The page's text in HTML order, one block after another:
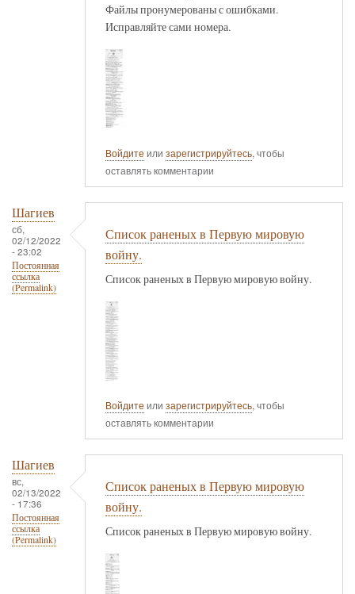
Файлы пронумерованы с ошибками.
Исправляйте сами номера.
Войдите или зарегистрируйтесь, чтобы
оставлять комментарии
Шагиев
сб,
02/12/2022
- 23:02
Постоянная
ссылка
(Permalink)
Список раненых в Первую мировую
войну.
Список раненых в Первую мировую войну.
Войдите или зарегистрируйтесь, чтобы
оставлять комментарии
Шагиев
вс,
02/13/2022
- 17:36
Постоянная
ссылка
(Permalink)
Список раненых в Первую мировую
войну.
Список раненых в Первую мировую войну.